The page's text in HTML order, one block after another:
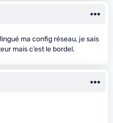
ma config réseau, je sais
mais c’est le bordel.